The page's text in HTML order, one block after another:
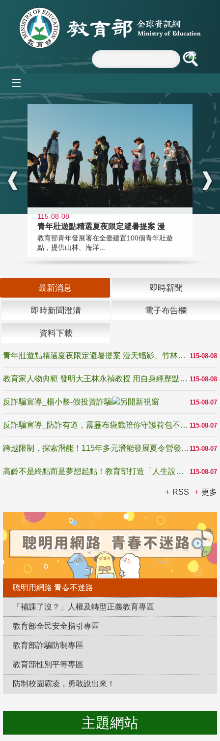
跳到主要內容區塊
:::
115-08-08
青年壯遊點精選夏夜限定避暑提案 漫
教育部青年發展署在全臺建置100個青年壯遊
點，提供山林、海洋...
最新消息 即時新聞
即時新聞澄清 電子布告欄
資料下載
115-08-08
青年壯遊點精選夏夜限定避暑提案 漫天蝠影、竹林尋蛙、茶香夜觀 邀青年暮色出發
115-08-08
教育家人物典範 發明大王林永禎教授 用自身經歷點亮學生的路
115-08-07
反詐騙宣導_楊小黎-假投資詐騙
115-08-07
反詐騙宣導_防詐有道，霹靂布袋戲陪你守護荷包不受騙
115-08-07
跨越限制，探索潛能！115年多元潛能發展夏令營發掘生命無限可能
115-08-07
高齡不是終點而是夢想起點！教育部打造「人生設計夢工場」 參展第3屆高齡健康產業博覽會
RSS 更多
聰明用網路 青春不迷路
「補課了沒？」人權及轉型正義教育專區
教育部全民安全指引專區
教育部詐騙防制專區
教育部性別平等專區
防制校園霸凌，勇敢說出來！
主題網站